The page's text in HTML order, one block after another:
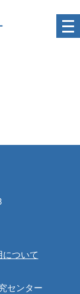
ついて
センター